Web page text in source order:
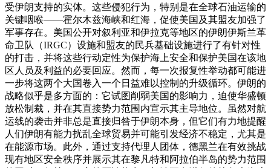
受伊朗支持的实体。这些侵犯行为，特别是在全球石油运输的
关键咽喉——霍尔木兹海峡和红海，促使美国及其盟友加强了
军事存在。美国公开对叙利亚和伊拉克等地区的伊朗伊斯兰革
命卫队（IRGC）设施和盟友的民兵基础设施进行了有针对性
的打击，并将这些行动定性为保护海上安全和保护美国在该地
区人员及利益的必要回应。然而，每一次报复性举动都可能进
一步将这两个大国卷入一个日益难以控制的升级循环。 伊朗的
战略似乎是多方面的：它试图削弱美国的影响力，迫使华盛顿
放松制裁，并在其直接势力范围内宣示其主导地位。虽然对航
运线的袭击并非总是直接归咎于伊朗本身，但它们有力地提醒
人们伊朗有能力扰乱全球贸易并可能引发经济不稳定，尤其是
在能源市场。此外，通过支持代理人团体，德黑兰在有效挑战
现有地区安全秩序并展示其在黎凡特和阿拉伯半岛的势力范围